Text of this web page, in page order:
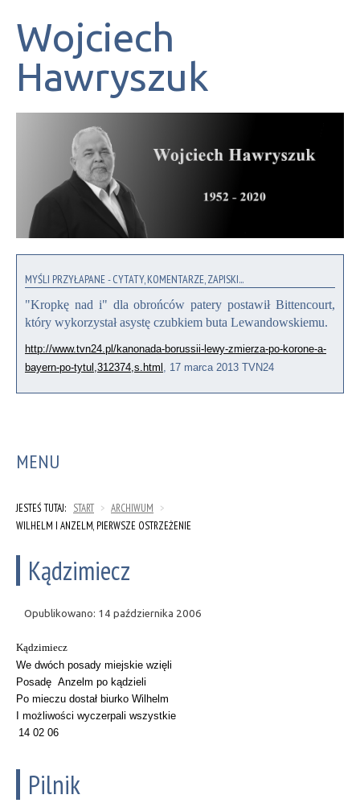
Wojciech
Hawryszuk
MYŚLI PRZYŁAPANE - CYTATY, KOMENTARZE, ZAPISKI...
"Kropkę nad i" dla obrońców patery postawił Bittencourt,
który wykorzystał asystę czubkiem buta Lewandowskiemu.
http://www.tvn24.pl/kanonada-borussii-lewy-zmierza-po-korone-a-
bayern-po-tytul,312374,s.html , 17 marca 2013 TVN24
MENU
JESTEŚ TUTAJ: START > ARCHIWUM >
WILHELM I ANZELM, PIERWSZE OSTRZEŻENIE
Kądzimiecz
Opublikowano: 14 października 2006
Kądzimiecz
We dwóch posady miejskie wzięli
Posadę Anzelm po kądzieli
Po mieczu dostał biurko Wilhelm
I możliwości wyczerpali wszystkie
14 02 06
Pilnik